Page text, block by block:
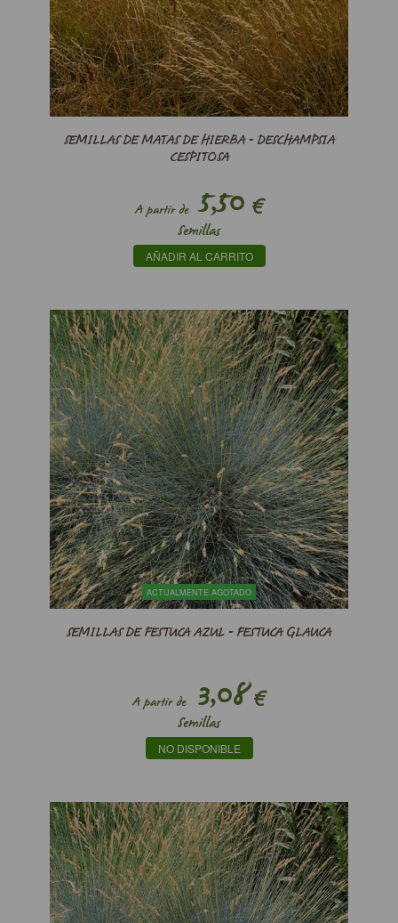
SEMILLAS DE MATAS DE HIERBA - DESCHAMPSIA
CESPITOSA
A partir de5,50 €
Semillas
AÑADIR AL CARRITO
ACTUALMENTE AGOTADO
SEMILLAS DE FESTUCA AZUL - FESTUCA GLAUCA
A partir de3,08€
Semillas
NO DISPONIBLE